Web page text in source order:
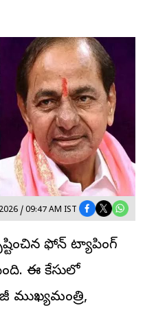
/ 09:47 AM IST
ఫోన్ ట్యాపింగ్
ఈ కేసులో